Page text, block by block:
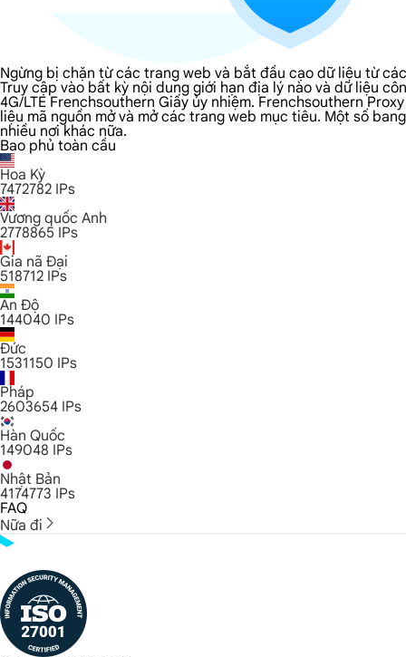
Ngừng bị chặn từ các trang web và bắt đầu cạo dữ liệu từ
Truy cập vào bất kỳ nội dung giới hạn địa lý nào và dữ liệu
4G/LTE Frenchsouthern Giấy ủy nhiệm. Frenchsouthern
liệu mã nguồn mở và mở các trang web mục tiêu. Một số
nhiều nơi khác nữa.
Bao phủ toàn cầu
Hoa Kỳ
7472782 IPs
Vương quốc Anh
2778865 IPs
Gia nã Đại
518712 IPs
Ấn Độ
144040 IPs
Đức
1531150 IPs
Pháp
2603654 IPs
Hàn Quốc
149048 IPs
Nhật Bản
4174773 IPs
FAQ
Nữa đi